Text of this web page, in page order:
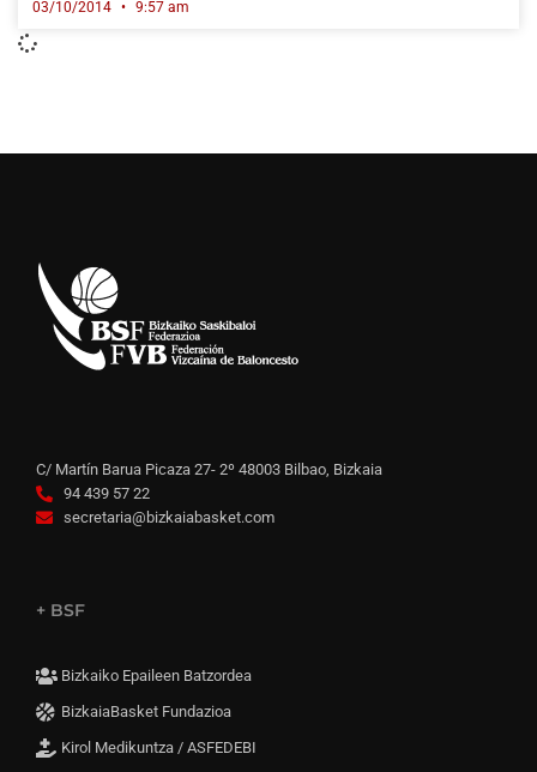
03/10/2014 9:57 am
C/ Martín Barua Picaza 27- 2º 48003 Bilbao, Bizkaia
94 439 57 22
secretaria@bizkaiabasket.com
+ BSF
Bizkaiko Epaileen Batzordea
BizkaiaBasket Fundazioa
Kirol Medikuntza / ASFEDEBI